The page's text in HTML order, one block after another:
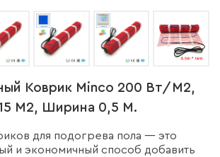
Коврик Minco 200 Вт/м2,
М2, Ширина 0,5 М.
для подогрева пола — это
и экономичный способ добавить